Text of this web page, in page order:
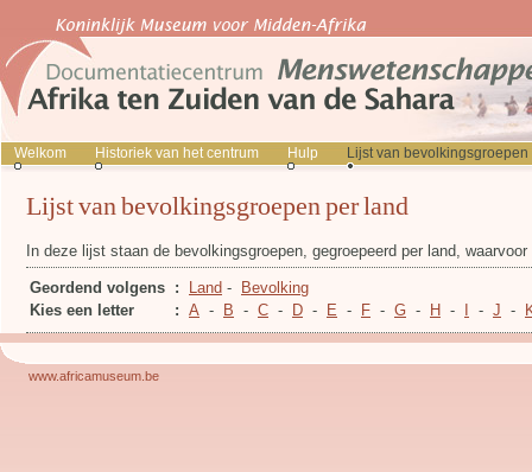
Welkom Historiek van het centrum Hulp Lijst van bevolkingsgroepen
Lijst van bevolkingsgroepen per land
In deze lijst staan de bevolkingsgroepen, gegroepeerd per land,
Geordend volgens : Land -
Bevolking
Kies een letter
: A - B - C - D - E - F - G - H - - J -
www.africamuseum.be